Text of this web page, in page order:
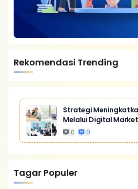
Rekomendasi Trending
Strategi
Melalui Digital
Bisnis Yang Lebih
0 0
Tagar Populer